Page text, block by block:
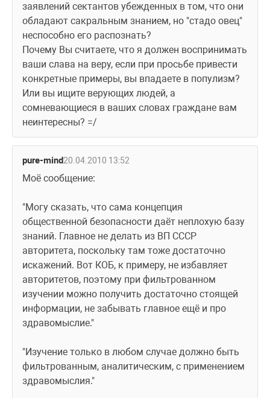
заявлений сектантов убежденных в том, что они
обладают сакральным знанием, но "стадо овец"
неспособно его распознать?
Почему Вы считаете, что я должен воспринимать
ваши слава на веру, если при просьбе привести
конкретные примеры, вы впадаете в популизм?
Или вы ищите верующих людей, а
сомневающиеся в ваших словах граждане вам
неинтересны? =/
pure-mind20.04.2010 13:52
Моё сообщение:
"Могу сказать, что сама концепция
общественной безопасности даёт неплохую базу
знаний. Главное не делать из ВП СССР
авторитета, поскольку там тоже достаточно
искажений. Вот КОБ, к примеру, не избавляет
авторитетов, поэтому при фильтрованном
изучении можно получить достаточно стоящей
информации, не забывать главное ещё и про
здравомыслие."
"Изучение только в любом случае должно быть
фильтрованным, аналитическим, с применением
здравомыслия."